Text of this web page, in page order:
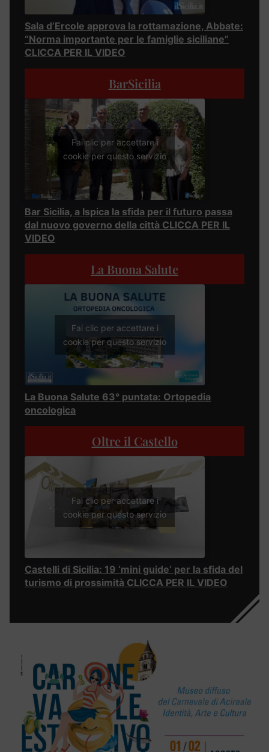
Sala d’Ercole approva la rottamazione, Abbate:
“Norma importante per le famiglie siciliane”
CLICCA PER IL VIDEO
BarSicilia
Fai clic per accettare i
cookie per questo servizio
Bar Sicilia, a Ispica la sfida per il futuro passa
dal nuovo governo della città CLICCA PER IL
VIDEO
La Buona Salute
Fai clic per accettare i
cookie per questo servizio
La Buona Salute 63° puntata: Ortopedia
oncologica
Oltre il Castello
Fai clic per accettare i
cookie per questo servizio
Castelli di Sicilia: 19 ‘mini guide’ per la sfida del
turismo di prossimità CLICCA PER IL VIDEO